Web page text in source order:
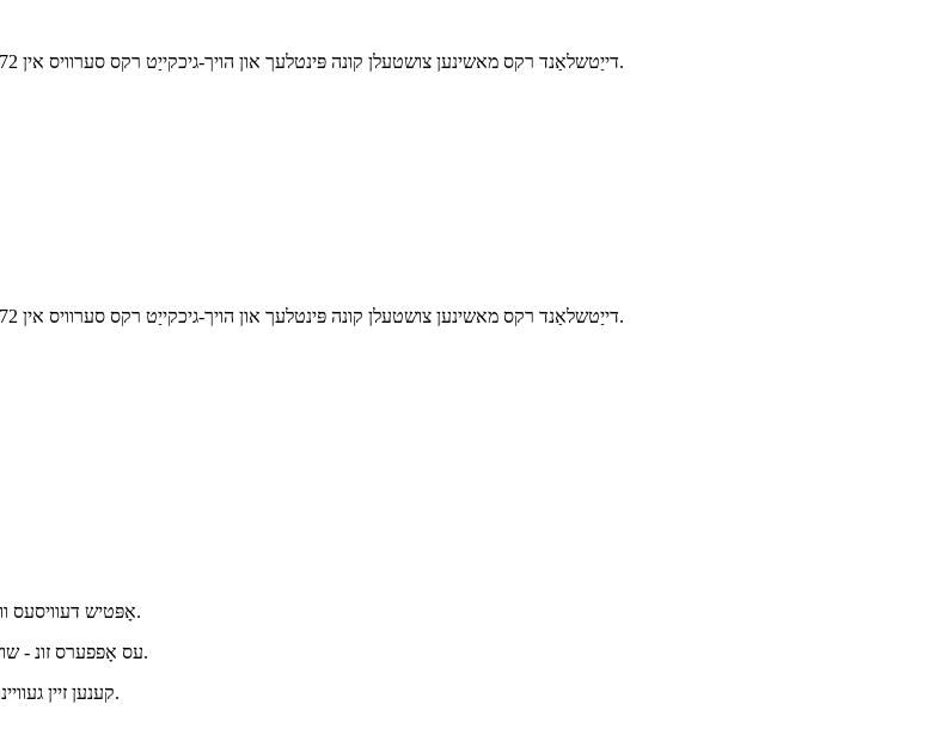
דייַטשלאַנד רקס מאשינען צושטעלן קונה פּינטלעך און הויך-גיכקייַט רקס סערוויס אין 72 שעה. באַקוועם פריי פאָרמע פּראָגרעסיוו פּלאַן מאַכן דיין אויגן פילן שליימעסדיק.
דייַטשלאַנד רקס מאשינען צושטעלן קונה פּינטלעך און הויך-גיכקייַט רקס סערוויס אין 72 שעה. באַקוועם פריי פאָרמע פּראָגרעסיוו פּלאַן מאַכן דיין אויגן פילן שליימעסדיק.
אָפּטיש דעוויסעס וואָס האָבן די פאַרמאָג צו דאַרקאַן זיך אין דעם בייַזייַן פון אַלטראַווייאַליט שטראַלן.
עס אָפפערס זונ - שוץ אין יקסטיריערז, און צוריקקומען צו אַ נידעריקער אַבזאָרפּשאַן אין די ינטיריערז.
קענען זיין געוויינט גלייַך איבער די יאָר, אין אַלע קליימיץ און פֿאַר פילע פאַרשידענע אַקטיוויטעטן.